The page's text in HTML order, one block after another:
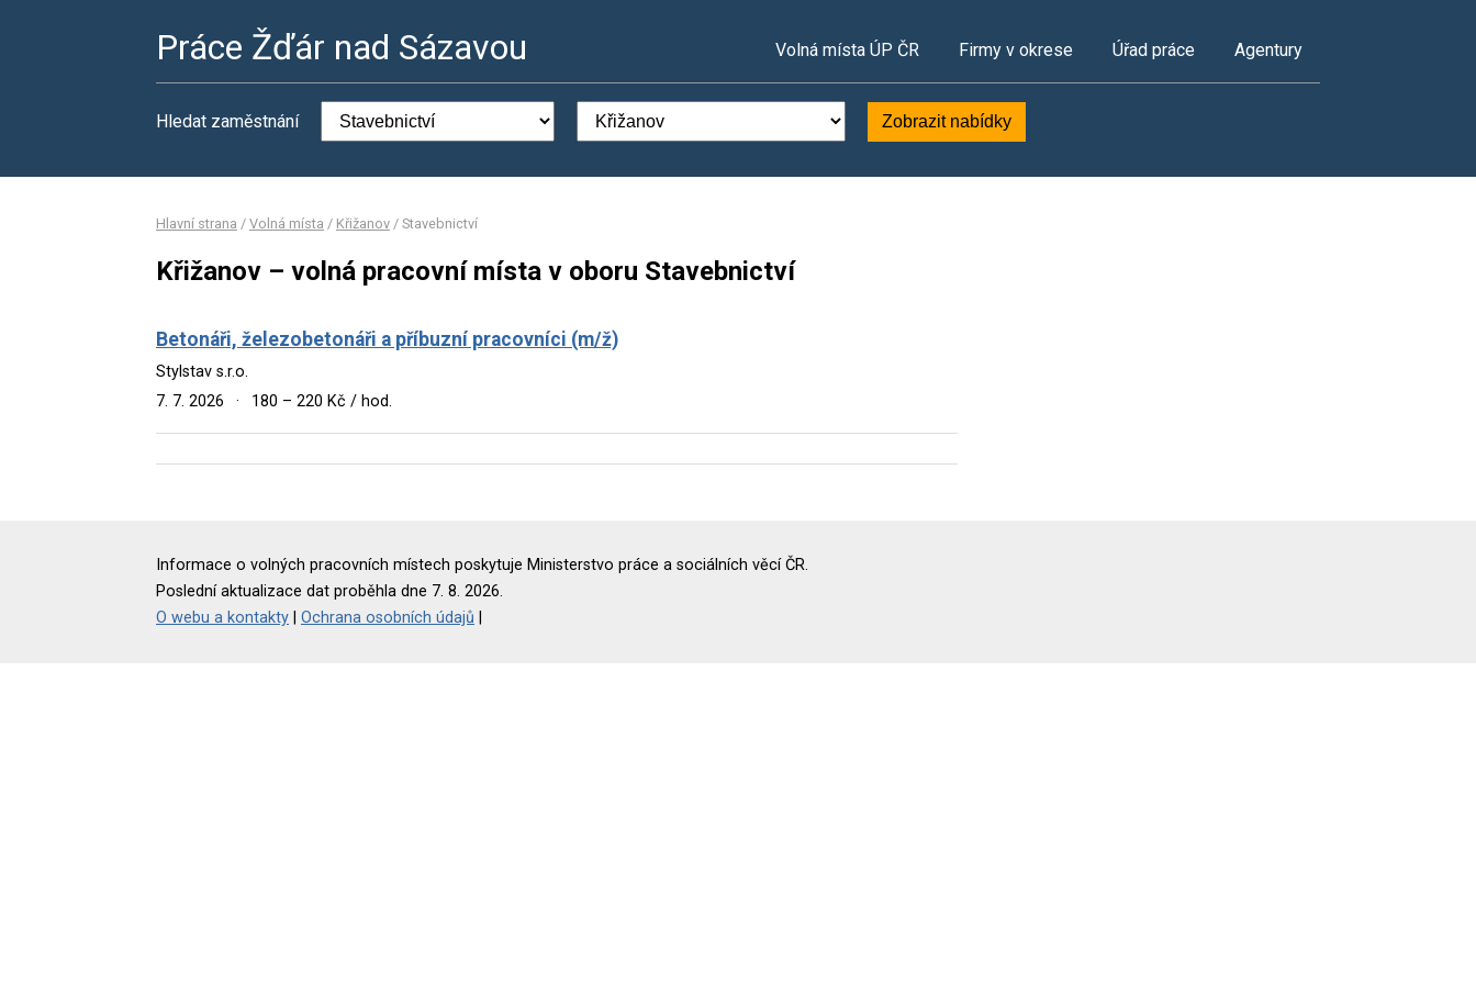
Práce Žďár nad Sázavou Volná místa ÚP ČR Firmy v okrese Úřad práce Agentury
Hledat zaměstnání Zobrazit nabídky
Hlavní strana / Volná místa / Křižanov / Stavebnictví
Křižanov – volná pracovní místa v oboru Stavebnictví
Betonáři, železobetonáři a příbuzní pracovníci (m/ž)
Stylstav s.r.o.
7. 7. 2026
· 180 – 220 Kč / hod.
Informace o volných pracovních místech poskytuje Ministerstvo práce a sociálních věcí ČR.
Poslední aktualizace dat proběhla dne 7. 8. 2026.
O webu a kontakty
Ochrana osobních údajů